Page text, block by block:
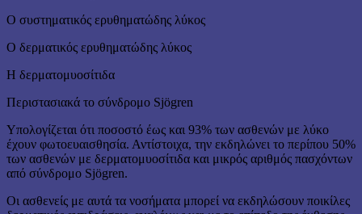
Ο συστηματικός ερυθηματώδης λύκος
Ο δερματικός ερυθηματώδης λύκος
Η δερματομυοσίτιδα
Περιστασιακά το σύνδρομο Sjögren
Υπολογίζεται ότι ποσοστό έως και 93% των ασθενών με λύκο
έχουν φωτοευαισθησία. Αντίστοιχα, την εκδηλώνει το περίπου 50%
των ασθενών με δερματομυοσίτιδα και μικρός αριθμός πασχόντων
από σύνδρομο Sjögren.
Οι ασθενείς με αυτά τα νοσήματα μπορεί να εκδηλώσουν ποικίλες